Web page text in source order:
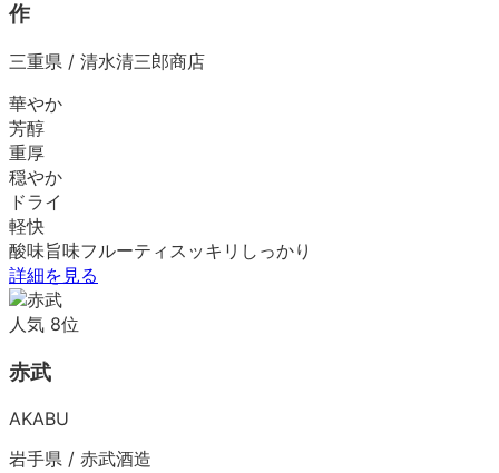
作
三重県 / 清水清三郎商店
華やか
芳醇
重厚
穏やか
ドライ
軽快
酸味旨味フルーティ スッキリ しっかり
詳細を見る
人気 8位
赤武
AKABU
岩手県 / 赤武酒造